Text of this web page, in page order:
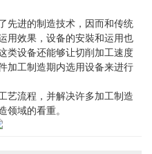
进的制造技术，因而和传统
用效果，设备的安裝和运用也
类设备还能够让切削加工速度
加工制造期内选用设备来进行
流程，并解决许多加工制造
领域的看重。